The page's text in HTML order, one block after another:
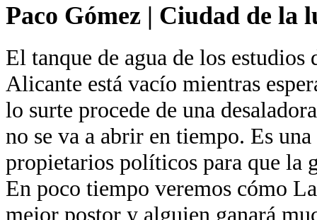
Paco Gómez | Ciudad de la
El tanque de agua de los
Alicante está vacío mientras
lo surte procede de una
no se va a abrir en tiempo. Es
propietarios políticos para que la
En poco tiempo veremos cómo
mejor postor y alguien ganará